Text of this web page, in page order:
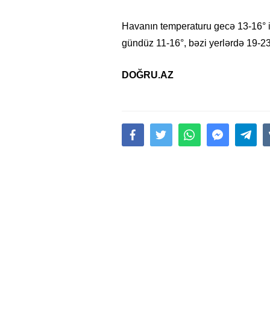
Havanın temperaturu gecə 13-
gündüz 11-16°, bəzi yerlərdə 19-
DOĞRU.AZ